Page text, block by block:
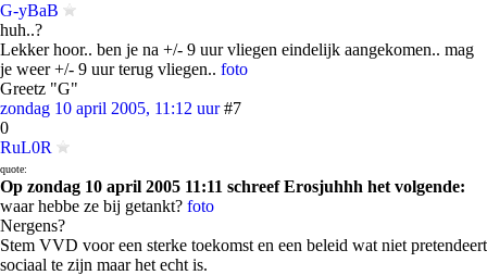
G-yBaB
huh..?
Lekker hoor.. ben je na +/- 9 uur vliegen eindelijk aangekomen.. mag
je weer +/- 9 uur terug vliegen.. foto
Greetz "G"
zondag 10 april 2005, 11:12 uur #7
0
RuL0R
quote:
Op zondag 10 april 2005 11:11 schreef Erosjuhhh het volgende:
waar hebbe ze bij getankt? foto
Nergens?
Stem VVD voor een sterke toekomst en een beleid wat niet pretendeert
sociaal te zijn maar het echt is.